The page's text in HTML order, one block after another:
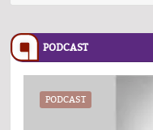
PODCAST
PODCAST